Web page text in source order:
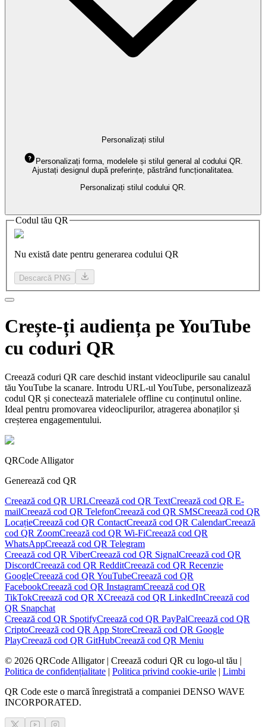
Personalizați stilul
Personalizați forma, modelele și stilul general al codului QR.
Ajustați designul după preferințe, păstrând funcționalitatea.
Personalizați stilul codului QR.
Codul tău QR
Nu există date pentru generarea codului QR
Descarcă PNG
Crește-ți audiența peYouTube
cu coduri QR
Creează coduri QR care deschid instant videoclipurile sau canalul
tău YouTube la scanare. Introdu URL-ul YouTube, personalizează
codul QR și conectează materialele offline cu conținutul online.
Ideal pentru promovarea videoclipurilor, atragerea abonaților și
creșterea engagementului.
QRCode Alligator
Generează cod QR
Creează cod QR URLCreează cod QR TextCreează cod QR E-
mailCreează cod QR TelefonCreează cod QR SMSCreează cod QR
LocațieCreează cod QR ContactCreează cod QR CalendarCreează
cod QR ZoomCreează cod QR Wi-FiCreează cod QR
WhatsAppCreează cod QR Telegram
Creează cod QR ViberCreează cod QR SignalCreează cod QR
DiscordCreează cod QR RedditCreează cod QR Recenzie
GoogleCreează cod QR YouTubeCreează cod QR
FacebookCreează cod QR InstagramCreează cod QR
TikTokCreează cod QR XCreează cod QR LinkedInCreează cod
QR Snapchat
Creează cod QR SpotifyCreează cod QR PayPalCreează cod QR
CriptoCreează cod QR App StoreCreează cod QR Google
PlayCreează cod QR GitHubCreează cod QR Meniu
© 2026 QRCode Alligator | Creează coduri QR cu logo-ul tău |
Politica de confidențialitate | Politica privind cookie-urile | Limbi
QR Code este o marcă înregistrată a companiei DENSO WAVE
INCORPORATED.